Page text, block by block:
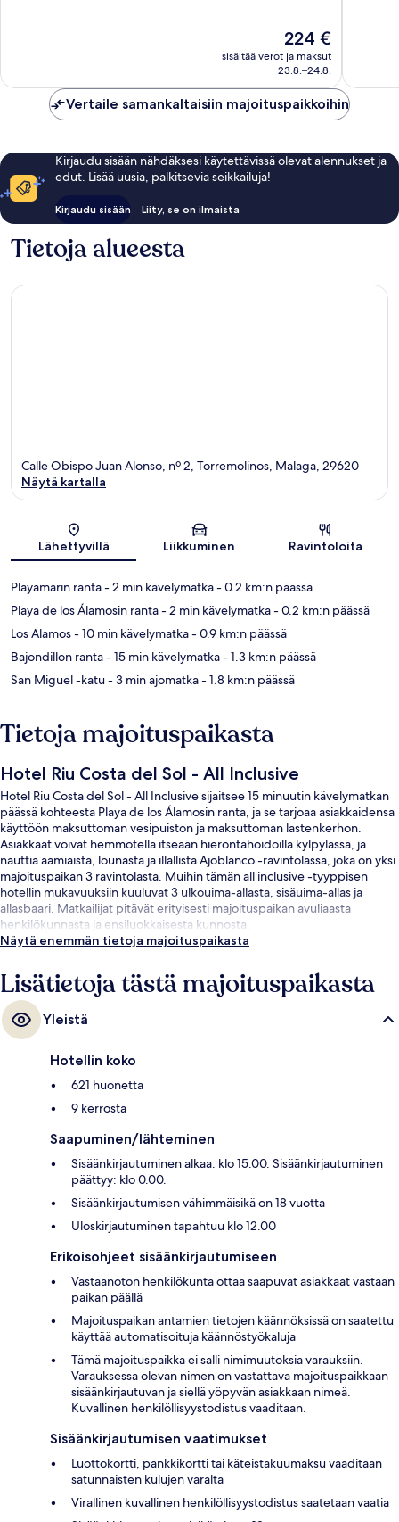
Hinta
on
224 €
224 €
sisältää verot ja maksut
23.8.–24.8.
Vertaile samankaltaisiin majoituspaikkoihin
Kirjaudu sisään nähdäksesi käytettävissä olevat alennukset ja
edut. Lisää uusia, palkitsevia seikkailuja!
Kirjaudu sisään Liity, se on ilmaista
Tietoja alueesta
Kartta
Calle Obispo Juan Alonso, nº 2, Torremolinos, Malaga, 29620
Näytä kartalla
Lähettyvillä Liikkuminen Ravintoloita
Playamarin ranta- 2 min kävelymatka- 0.2 km:n päässä
Playa de los Álamosin ranta- 2 min kävelymatka- 0.2 km:n päässä
Los Alamos- 10 min kävelymatka- 0.9 km:n päässä
Bajondillon ranta- 15 min kävelymatka- 1.3 km:n päässä
San Miguel -katu- 3 min ajomatka- 1.8 km:n päässä
Tietoja majoituspaikasta
Hotel Riu Costa del Sol - All Inclusive
Hotel Riu Costa del Sol - All Inclusive sijaitsee 15 minuutin kävelymatkan
päässä kohteesta Playa de los Álamosin ranta, ja se tarjoaa asiakkaidensa
käyttöön maksuttoman vesipuiston ja maksuttoman lastenkerhon.
Asiakkaat voivat hemmotella itseään hierontahoidoilla kylpylässä, ja
nauttia aamiaista, lounasta ja illallista Ajoblanco -ravintolassa, joka on yksi
majoituspaikan 3 ravintolasta. Muihin tämän all inclusive -tyyppisen
hotellin mukavuuksiin kuuluvat 3 ulkouima-allasta, sisäuima-allas ja
allasbaari. Matkailijat pitävät erityisesti majoituspaikan avuliaasta
henkilökunnasta ja ensiluokkaisesta kunnosta.
Näytä enemmän tietoja majoituspaikasta
Lisätietoja tästä majoituspaikasta
Yleistä
Hotellin koko
621 huonetta
9 kerrosta
Saapuminen/lähteminen
Sisäänkirjautuminen alkaa: klo 15.00. Sisäänkirjautuminen
päättyy: klo 0.00.
Sisäänkirjautumisen vähimmäisikä on 18 vuotta
Uloskirjautuminen tapahtuu klo 12.00
Erikoisohjeet sisäänkirjautumiseen
Vastaanoton henkilökunta ottaa saapuvat asiakkaat vastaan
paikan päällä
Majoituspaikan antamien tietojen käännöksissä on saatettu
käyttää automatisoituja käännöstyökaluja
Tämä majoituspaikka ei salli nimimuutoksia varauksiin.
Varauksessa olevan nimen on vastattava majoituspaikkaan
sisäänkirjautuvan ja siellä yöpyvän asiakkaan nimeä.
Kuvallinen henkilöllisyystodistus vaaditaan.
Sisäänkirjautumisen vaatimukset
Luottokortti, pankkikortti tai käteistakuumaksu vaaditaan
satunnaisten kulujen varalta
Virallinen kuvallinen henkilöllisyystodistus saatetaan vaatia